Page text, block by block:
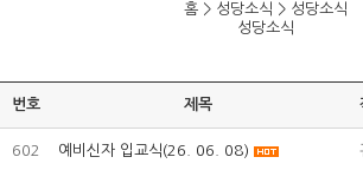
홈 > 성당소식 > 성당소식
성당소식
번호 제목
602 예비신자 입교식(26. 06. 08)